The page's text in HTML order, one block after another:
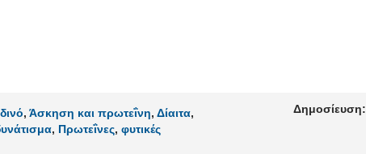
, Άσκηση και πρωτεΐνη, Δίαιτα,
, Πρωτεΐνες, φυτικές
Δημοσίευση: